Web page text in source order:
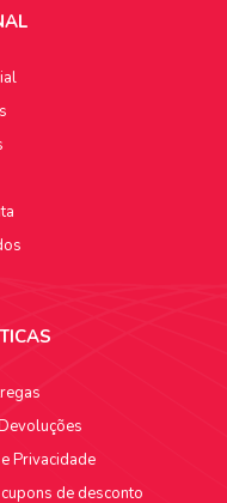
Privacidade
de desconto